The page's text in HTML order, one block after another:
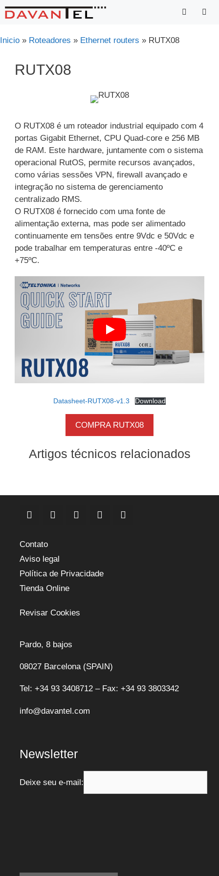
Saltar
para
conteúdo
Inicio » Roteadores » Ethernet routers » RUTX08
RUTX08
O RUTX08 é um roteador industrial equipado com 4
portas Gigabit Ethernet, CPU Quad-core e 256 MB
de RAM. Este hardware, juntamente com o sistema
operacional RutOS, permite recursos avançados,
como várias sessões VPN, firewall avançado e
integração no sistema de gerenciamento
centralizado RMS.
O RUTX08 é fornecido com uma fonte de
alimentação externa, mas pode ser alimentado
continuamente em tensões entre 9Vdc e 50Vdc e
pode trabalhar em temperaturas entre -40ºC e
+75ºC.
Datasheet-RUTX08-v1.3 Download
COMPRA RUTX08
Artigos técnicos relacionados
Contato
Aviso legal
Política de Privacidade
Tienda Online
Revisar Cookies
Pardo, 8 bajos
08027 Barcelona (SPAIN)
Tel: +34 93 3408712 – Fax: +34 93 3803342
info@davantel.com
Newsletter
Deixe seu e-mail: